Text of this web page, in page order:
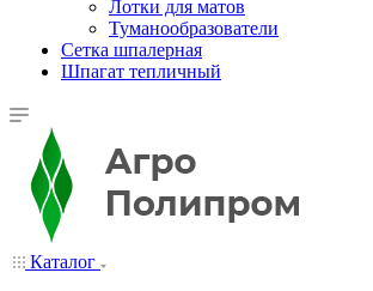
Лотки для матов
Туманообразователи
Сетка шпалерная
Шпагат тепличный
Каталог